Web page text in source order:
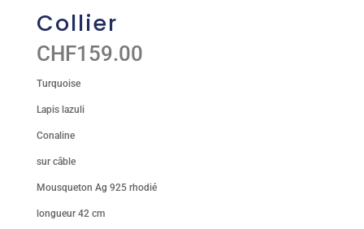
Collier
CHF159.00
Turquoise
Lapis lazuli
Conaline
sur câble
Mousqueton Ag 925 rhodié
longueur 42 cm